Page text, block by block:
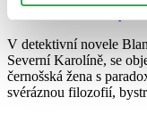
V detektivní novele
Severní Karolíně, se
černošská žena s
svéráznou filozofií,